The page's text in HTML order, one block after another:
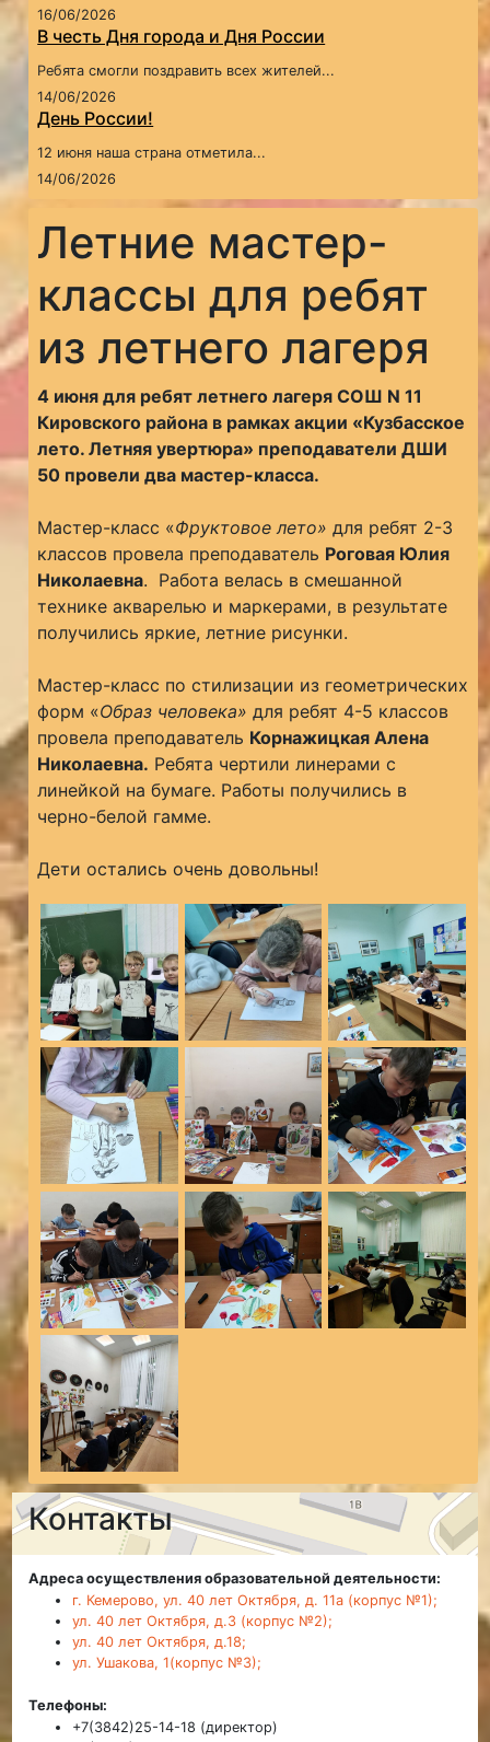
16/06/2026
В честь Дня города и Дня России
Ребята смогли поздравить всех жителей...
14/06/2026
День России!
12 июня наша страна отметила...
14/06/2026
Летние мастер-
классы для ребят
из летнего лагеря
4 июня для ребят летнего лагеря СОШ N 11
Кировского района в рамках акции «Кузбасское
лето. Летняя увертюра» преподаватели ДШИ
50 провели два мастер-класса.
Мастер-класс «Фруктовое лето» для ребят 2-3
классов провела преподаватель Роговая Юлия
Николаевна. Работа велась в смешанной
технике акварелью и маркерами, в результате
получились яркие, летние рисунки.
Мастер-класс по стилизации из геометрических
форм «Образ человека» для ребят 4-5 классов
провела преподаватель Корнажицкая Алена
Николаевна. Ребята чертили линерами с
линейкой на бумаге. Работы получились в
черно-белой гамме.
Дети остались очень довольны!
Контакты
Адреса осуществления образовательной деятельности:
г. Кемерово, ул. 40 лет Октября, д. 11а (корпус №1);
ул. 40 лет Октября, д.3 (корпус №2);
ул. 40 лет Октября, д.18;
ул. Ушакова, 1(корпус №3);
Телефоны:
+7(3842)25-14-18 (директор)